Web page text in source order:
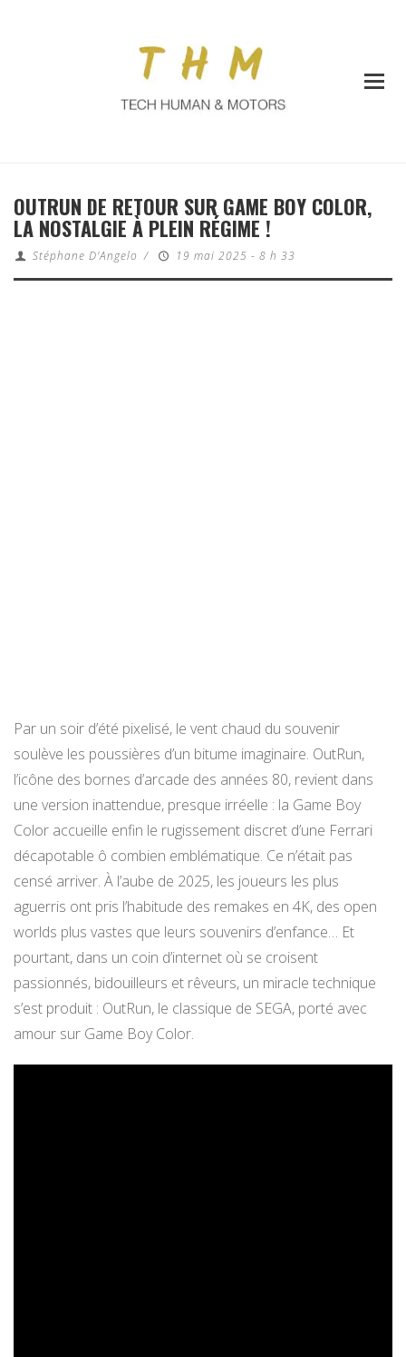
OUTRUN DE RETOUR SUR GAME BOY COLOR,
LA NOSTALGIE À PLEIN RÉGIME !
Stéphane D'Angelo / 19 mai 2025 - 8 h 33
Par un soir d’été pixelisé, le vent chaud du souvenir
soulève les poussières d’un bitume imaginaire. OutRun,
l’icône des bornes d’arcade des années 80, revient dans
une version inattendue, presque irréelle : la Game Boy
Color accueille enfin le rugissement discret d’une Ferrari
décapotable ô combien emblématique. Ce n’était pas
censé arriver. À l’aube de 2025, les joueurs les plus
aguerris ont pris l’habitude des remakes en 4K, des open
worlds plus vastes que leurs souvenirs d’enfance… Et
pourtant, dans un coin d’internet où se croisent
passionnés, bidouilleurs et rêveurs, un miracle technique
s’est produit : OutRun, le classique de SEGA, porté avec
amour sur Game Boy Color.